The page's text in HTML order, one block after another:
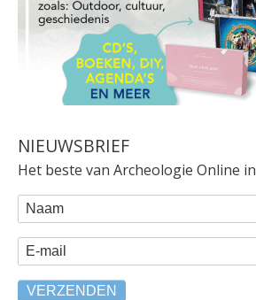
NIEUWSBRIEF
Het beste van Archeologie Online
WEBFORM
Naam
E-mail